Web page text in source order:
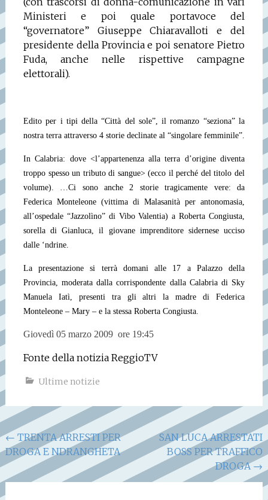
Ministeri e poi quale portavoce del
“governatore” Giuseppe Chiaravalloti e del
presidente della Provincia e poi senatore Pietro
Fuda, anche nelle rispettive campagne
elettorali).
Edito per i tipi della “Città del sole”, il romanzo “seziona” la
nostra terra attraverso 4 storie declinate al “singolare femminile”.
In Calabria: dove <l’appartenenza alla terra d’origine diventa
troppo spesso un tributo di sangue> (ecco il perché del titolo del
volume).
…Ci sono anche 2 storie tragicamente vere: da
Federica Monteleone (vittima di Malasanità per antonomasia,
all’ospedale “Jazzolìno” di Vibo Valentia) a Roberta Congiusta,
sorella di Gianluca, il giovane imprenditore sidernese ucciso
dalle ‘ndrine.
La presentazione si terrà domani alle 17 a Palazzo della
Provincia, moderata dalla corrispondente dalla Calabria di Sky
Manuela Iatì, presenti tra gli altri la madre di Federica
Monteleone – Mary – e la stessa Roberta Congiusta.
Giovedì 05 marzo 2009 ore 19:45
Fonte della notizia ReggioTV
Ultime notizie
Navigazione
articoli
← TRENTA ARRESTI PER
DROGA E NDRANGHETA
SAN LUCA ARRESTATI
BOSS PER TRAFFICO
DROGA→